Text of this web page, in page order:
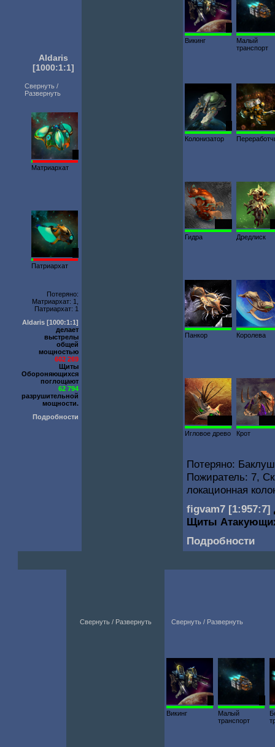
Aldaris
[1000:1:1]
Свернуть /
Развернуть
Матриархат
Патриархат
Потеряно:
Матриархат: 1,
Патриархат: 1
Aldaris [1000:1:1]
делает
выстрелы
общей
мощностью
602 269
Щиты
Обороняющихся
поглощают
62 794
разрушительной
мощности.
Подробности
Викинг
Малый
транспорт
Колонизатор
Гидра
Дредлиск
Панкор
Королева
Игловое древо
Крот
Потеряно:
Пожиратель: 7,
локационная
figvam7 [1:957:7]
Щиты
Подробности
Свернуть / Развернуть Свернуть / Развернуть
Викинг
Малый
транспорт